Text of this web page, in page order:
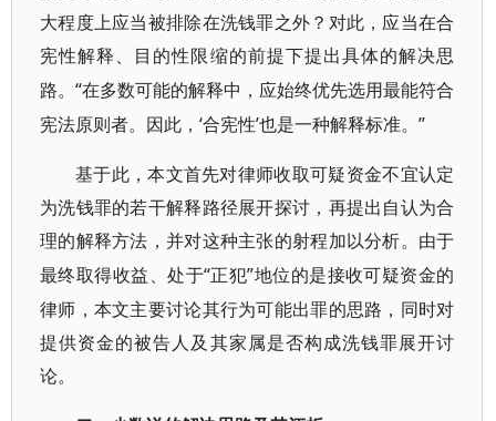
大程度上应当被排除在洗钱罪之外？对此，应当在合
宪性解释、目的性限缩的前提下提出具体的解决思
路。“在多数可能的解释中，应始终优先选用最能符合
宪法原则者。因此，‘合宪性’也是一种解释标准。”
基于此，本文首先对律师收取可疑资金不宜认定
为洗钱罪的若干解释路径展开探讨，再提出自认为合
理的解释方法，并对这种主张的射程加以分析。由于
最终取得收益、处于“正犯”地位的是接收可疑资金的
律师，本文主要讨论其行为可能出罪的思路，同时对
提供资金的被告人及其家属是否构成洗钱罪展开讨
论。